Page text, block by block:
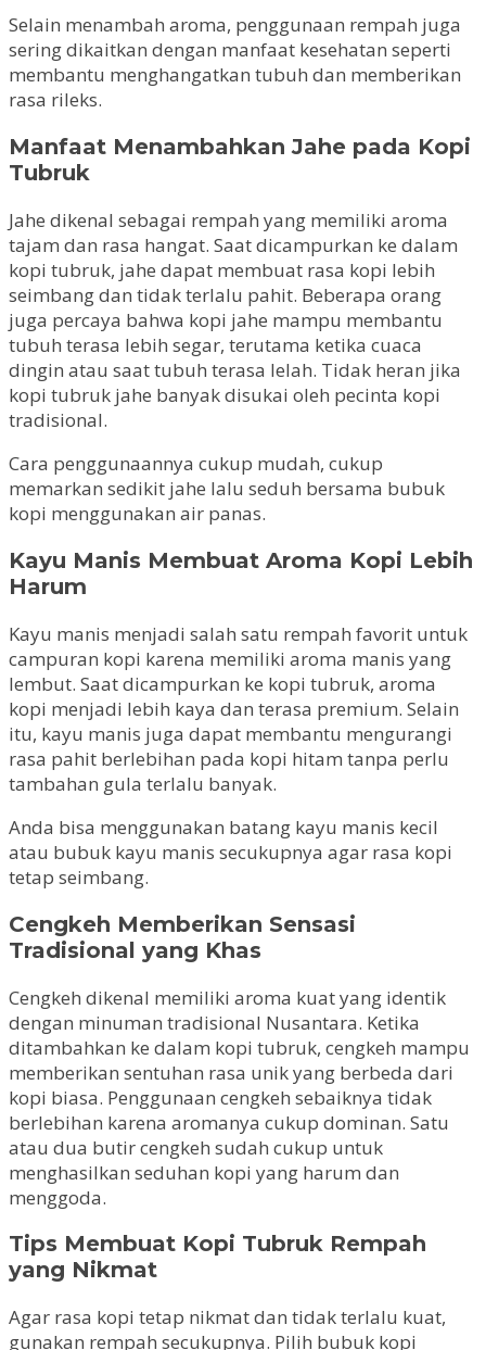
Selain menambah aroma, penggunaan rempah juga
sering dikaitkan dengan manfaat kesehatan seperti
membantu menghangatkan tubuh dan memberikan
rasa rileks.
Manfaat Menambahkan Jahe pada Kopi
Tubruk
Jahe dikenal sebagai rempah yang memiliki aroma
tajam dan rasa hangat. Saat dicampurkan ke dalam
kopi tubruk, jahe dapat membuat rasa kopi lebih
seimbang dan tidak terlalu pahit. Beberapa orang
juga percaya bahwa kopi jahe mampu membantu
tubuh terasa lebih segar, terutama ketika cuaca
dingin atau saat tubuh terasa lelah. Tidak heran jika
kopi tubruk jahe banyak disukai oleh pecinta kopi
tradisional.
Cara penggunaannya cukup mudah, cukup
memarkan sedikit jahe lalu seduh bersama bubuk
kopi menggunakan air panas.
Kayu Manis Membuat Aroma Kopi Lebih
Harum
Kayu manis menjadi salah satu rempah favorit untuk
campuran kopi karena memiliki aroma manis yang
lembut. Saat dicampurkan ke kopi tubruk, aroma
kopi menjadi lebih kaya dan terasa premium. Selain
itu, kayu manis juga dapat membantu mengurangi
rasa pahit berlebihan pada kopi hitam tanpa perlu
tambahan gula terlalu banyak.
Anda bisa menggunakan batang kayu manis kecil
atau bubuk kayu manis secukupnya agar rasa kopi
tetap seimbang.
Cengkeh Memberikan Sensasi
Tradisional yang Khas
Cengkeh dikenal memiliki aroma kuat yang identik
dengan minuman tradisional Nusantara. Ketika
ditambahkan ke dalam kopi tubruk, cengkeh mampu
memberikan sentuhan rasa unik yang berbeda dari
kopi biasa. Penggunaan cengkeh sebaiknya tidak
berlebihan karena aromanya cukup dominan. Satu
atau dua butir cengkeh sudah cukup untuk
menghasilkan seduhan kopi yang harum dan
menggoda.
Tips Membuat Kopi Tubruk Rempah
yang Nikmat
Agar rasa kopi tetap nikmat dan tidak terlalu kuat,
gunakan rempah secukupnya. Pilih bubuk kopi